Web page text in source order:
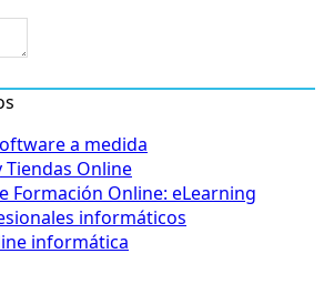
a medida
Tiendas Online
Formación Online: eLearning
informáticos
informática